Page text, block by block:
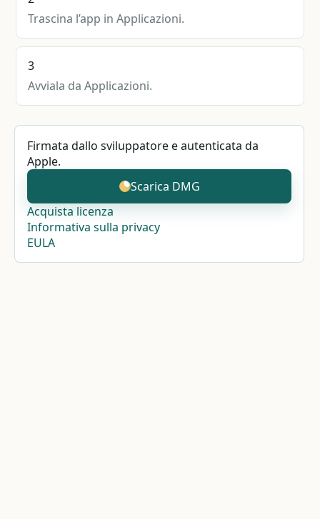
Trascina l’app in Applicazioni.
3
Avviala da Applicazioni.
Firmata dallo sviluppatore e autenticata da
Apple.
Scarica DMG
Acquista licenza
Informativa sulla privacy
EULA